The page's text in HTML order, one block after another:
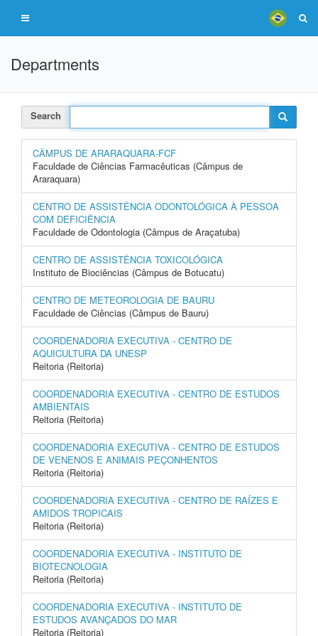
Departments
Search
CÂMPUS DE ARARAQUARA-FCF
Faculdade de Ciências Farmacêuticas (Câmpus de
Araraquara)
CENTRO DE ASSISTÊNCIA ODONTOLÓGICA À PESSOA
COM DEFICIÊNCIA
Faculdade de Odontologia (Câmpus de Araçatuba)
CENTRO DE ASSISTÊNCIA TOXICOLÓGICA
Instituto de Biociências (Câmpus de Botucatu)
CENTRO DE METEOROLOGIA DE BAURU
Faculdade de Ciências (Câmpus de Bauru)
COORDENADORIA EXECUTIVA - CENTRO DE
AQUICULTURA DA UNESP
Reitoria (Reitoria)
COORDENADORIA EXECUTIVA - CENTRO DE ESTUDOS
AMBIENTAIS
Reitoria (Reitoria)
COORDENADORIA EXECUTIVA - CENTRO DE ESTUDOS
DE VENENOS E ANIMAIS PEÇONHENTOS
Reitoria (Reitoria)
COORDENADORIA EXECUTIVA - CENTRO DE RAÍZES E
AMIDOS TROPICAIS
Reitoria (Reitoria)
COORDENADORIA EXECUTIVA - INSTITUTO DE
BIOTECNOLOGIA
Reitoria (Reitoria)
COORDENADORIA EXECUTIVA - INSTITUTO DE
ESTUDOS AVANÇADOS DO MAR
Reitoria (Reitoria)